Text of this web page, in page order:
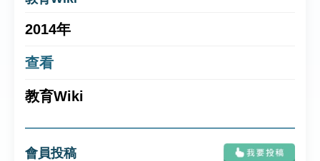
2014年
查看
教育Wiki
會員投稿